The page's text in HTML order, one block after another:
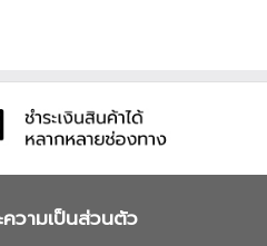
ความเป็นส่วนตัว